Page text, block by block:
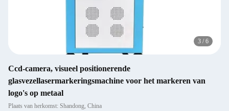
3 / 6
Ccd-camera, visueel positionerende
glasvezellasermarkeringsmachine voor het markeren van
logo's op metaal
Plaats van herkomst: Shandong, China